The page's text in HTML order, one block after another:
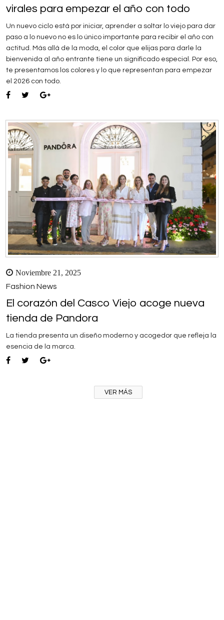
virales para empezar el año con todo
Un nuevo ciclo está por iniciar, aprender a soltar lo viejo para dar
paso a lo nuevo no es lo único importante para recibir el año con
actitud. Más allá de la moda, el color que elijas para darle la
bienvenida al año entrante tiene un significado especial. Por eso,
te presentamos los colores y lo que representan para empezar
el 2026 con todo.
Noviembre 21, 2025
Fashion News
El corazón del Casco Viejo acoge nueva
tienda de Pandora
La tienda presenta un diseño moderno y acogedor que refleja la
esencia de la marca.
VER MÁS